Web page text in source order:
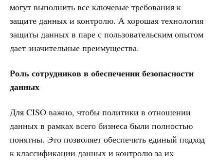
могут выполнить все ключевые требования к
защите данных и контролю. А хорошая технология
защиты данных в паре с пользовательским опытом
дает значительные преимущества.
Роль сотрудников в обеспечении безопасности
данных
Для CISO важно, чтобы политики в отношении
данных в рамках всего бизнеса были полностью
понятны. Это позволяет обеспечить единый подход
к классификации данных и контролю за их